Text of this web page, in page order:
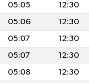
05:05 12:30
05:06 12:30
05:07 12:30
05:07 12:30
05:08 12:30